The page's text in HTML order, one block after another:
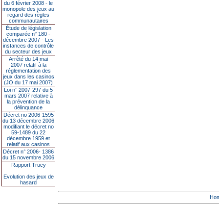
du 6 février 2008 - le
monopole des jeux au
regard des règles
communautaires
Étude de législation
comparée n° 180 -
décembre 2007 - Les
instances de contrôle
du secteur des jeux
Arrêté du 14 mai
2007 relatif à la
réglementation des
jeux dans les casinos
(JO du 17 mai 2007)
Loi n° 2007-297 du 5
mars 2007 relative à
la prévention de la
délinquance
Décret no 2006-1595
du 13 décembre 2006
modifiant le décret no
59-1489 du 22
décembre 1959 et
relatif aux casinos
Décret n° 2006- 1386
du 15 novembre 2006
Rapport Trucy
Evolution des jeux de
hasard